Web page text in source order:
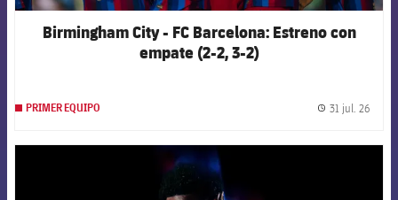
Birmingham City - FC Barcelona: Estreno con
empate (2-2, 3-2)
PRIMER EQUIPO 31 jul. 26
FCB Barcelona badge